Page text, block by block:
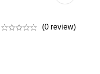
(0 review)